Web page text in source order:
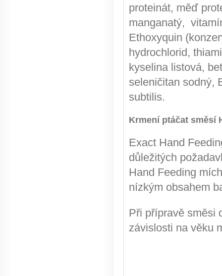
proteinát, měď
manganatý,
Ethoxyquin
hydrochlorid,
kyselina listová,
seleničitan sodný,
subtilis.
Krmení ptáčat směsí
Exact Hand
důležitých
Hand Feeding
nízkým obsahem
Při přípravě směsi
závislosti na věku